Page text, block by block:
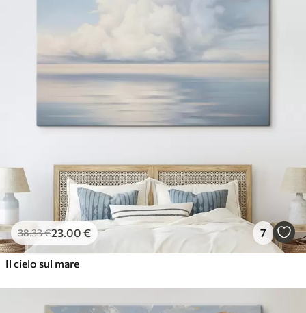
38.33€23 .00 € 7
Il cielo sul mare